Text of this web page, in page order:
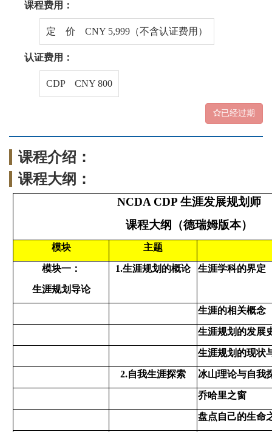
课程费用：
定 价 CNY 5,999（不含认证费用）
认证费用：
CDP CNY 800
已经过期
课程介绍：
课程大纲：
NCDA CDP 生涯发展规划师
课程大纲（德瑞姆版本）
模块 主题
模块一：
生涯规划导论
1.生涯规划的概论 生涯学科的界定
生涯的相关概念
生涯规划的发展
生涯规划的现状
2.自我生涯探索 冰山理论与自我
乔哈里之窗
盘点自己的生命